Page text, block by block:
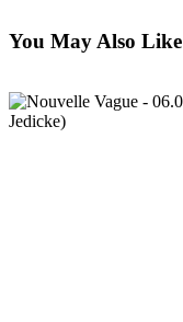
You May Also Like